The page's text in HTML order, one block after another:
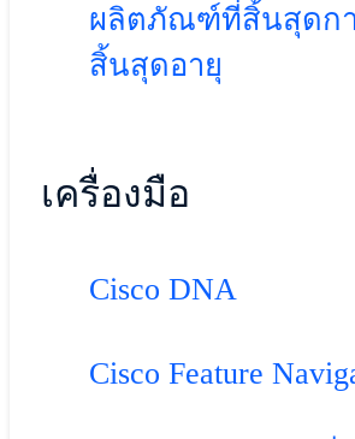
ผลิตภัณฑ์ที่สิ้นสุดก
สิ้นสุดอายุ
เครื่องมือ
Cisco DNA
Cisco Feature